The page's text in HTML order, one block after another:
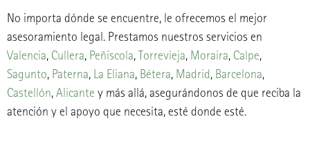
No importa dónde se encuentre, le ofrecemos el mejor
asesoramiento legal. Prestamos nuestros servicios en
Valencia, Cullera, Peñíscola,Torrevieja, Moraira, Calpe,
Sagunto, Paterna, La Eliana, Bétera, Madrid, Barcelona,
Castellón,Alicante y más allá, asegurándonos de que reciba la
atención y el apoyo que necesita, esté donde esté.